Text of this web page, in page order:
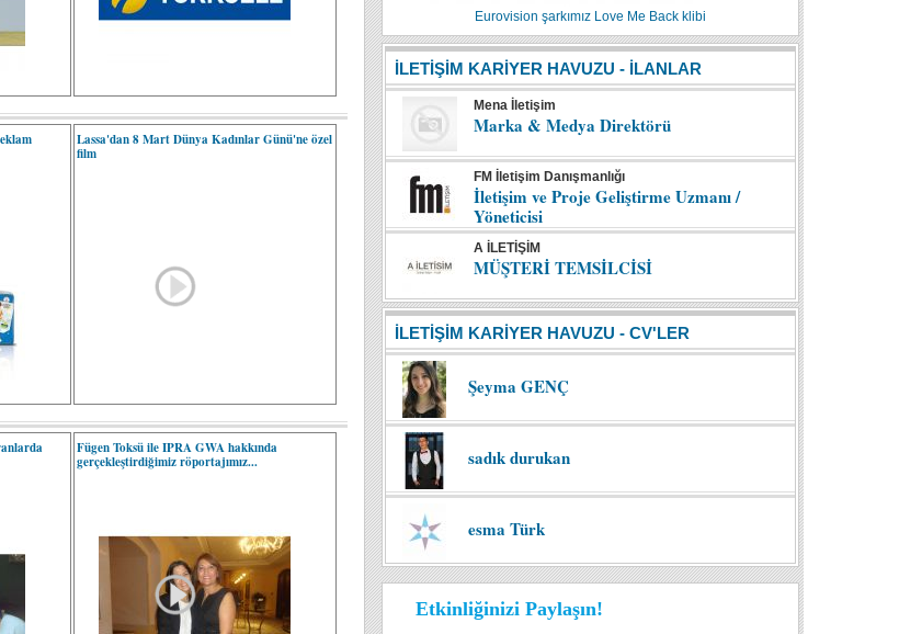
Lassa'dan 8 Mart Dünya Kadınlar Günü'ne özel
film
Fügen Toksü ile IPRA GWA hakkında
gerçekleştirdiğimiz röportajımız...
Eurovision şarkımız Love Me Back klibi
İLETİŞİM KARİYER HAVUZU - İLANLAR
Mena İletişim
Marka & Medya Direktörü
FM İletişim Danışmanlığı
İletişim ve Proje Geliştirme Uzmanı /
Yöneticisi
A İLETİŞİM
MÜŞTERİ TEMSİLCİSİ
İLETİŞİM KARİYER HAVUZU - CV'LER
Şeyma GENÇ
sadık durukan
esma Türk
Etkinliğinizi Paylaşın!